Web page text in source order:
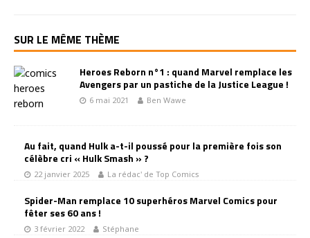
SUR LE MÊME THÈME
Heroes Reborn n°1 : quand Marvel remplace les
Avengers par un pastiche de la Justice League !
6 mai 2021 Ben Wawe
Au fait, quand Hulk a-t-il poussé pour la première fois son
célèbre cri « Hulk Smash » ?
22 janvier 2025 La rédac' de Top Comics
Spider-Man remplace 10 superhéros Marvel Comics pour
fêter ses 60 ans !
3 février 2022 Stéphane